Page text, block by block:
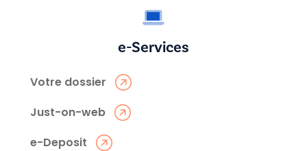
e-Services
Votre dossier
Just-on-web
e-Deposit